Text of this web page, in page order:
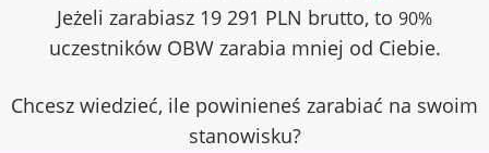
Jeżeli zarabiasz 19 291 PLN brutto, to 90%
uczestników OBW zarabia mniej od Ciebie.
Chcesz wiedzieć, ile powinieneś zarabiać na swoim
stanowisku?